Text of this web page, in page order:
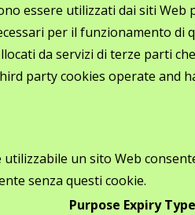
essere utilizzati dai siti
per il funzionamento
da servizi di terze parti
party cookies operate and
un sito Web
senza questi cookie.
Purpose Expiry Type